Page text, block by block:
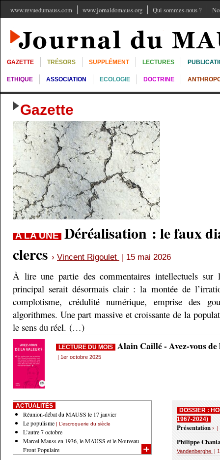
www.revuedumauss.com www.jornaldomauss.org Qui sommes-nous ?
GAZETTE TRÉSORS SUPPLÉMENT LECTURES
ETHIQUE ASSOCIATION ECOLOGIE DOCTRINE
Gazette
A LA UNE Déréalisation : le faux
clercs › Vincent Rigoulet | 15 mai 2026
À lire une partie des commentaires intellectuels sur
principal serait désormais clair : la montée de
complotisme, crédulité numérique, emprise des
algorithmes. Une part massive et croissante de la
le sens du réel. (…)
LECTURE DU MOIS Alain Caillé - Avez-vous
| 1er octobre 2025
DOSSIER :
1967-2024)
Présentation › |
Philippe
Vandenberghe |
ACTUALITÉS
Réunion-débat du MAUSS le 17 janvier
Le populisme | L’escroquerie du siècle
L’autre 7 octobre
Marcel Mauss en 1936, le MAUSS et le Nouveau
Front Populaire